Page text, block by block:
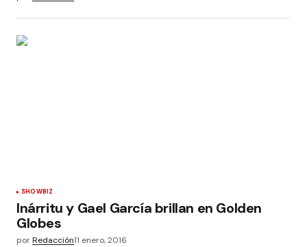
SHOWBIZ
Inárritu y Gael García brillan en Golden
Globes
porRedacción11 enero, 2016